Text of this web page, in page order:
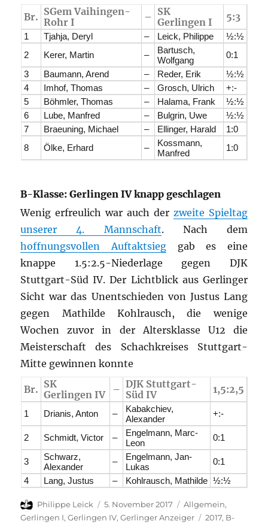
Br. SGem Vaihingen-
Rohr I
– SK
Gerlingen I
5:3
1 Tjahja, Deryl – Leick, Philippe
½:½
2
Kerer, Martin –
Bartusch,
Wolfgang
0:1
3
Baumann, Arend – Reder, Erik
½:½
4
Imhof, Thomas – Grosch, Ulrich
+:-
5
Böhmler, Thomas – Halama, Frank
½:½
6
Lube, Manfred – Bulgrin, Uwe
½:½
7
Braeuning, Michael – Ellinger, Harald
1:0
8
Ölke, Erhard –
Kossmann,
Manfred
1:0
B-Klasse: Gerlingen IV knapp geschlagen
Wenig erfreulich war auch der zweite Spieltag
unserer 4. Mannschaft. Nach dem
hoffnungsvollen Auftaktsieggab es eine
knappe 1.5:2.5-Niederlage gegen DJK
Stuttgart-Süd IV. Der Lichtblick aus Gerlinger
Sicht war das Unentschieden von Justus Lang
gegen Mathilde Kohlrausch, die wenige
Wochen zuvor in der Altersklasse U12 die
Meisterschaft des Schachkreises Stuttgart-
Mitte gewinnen konnte
Br. SK
Gerlingen IV
– DJK Stuttgart-
Süd IV
1,5:2,5
1 Drianis, Anton –
Kabakchiev,
Alexander
+:-
2 Schmidt, Victor –
Engelmann, Marc-
Leon
0:1
3
Schwarz,
Alexander
–
Engelmann, Jan-
Lukas
0:1
4
Lang, Justus – Kohlrausch, Mathilde ½:½
Autor
Philippe Leick
Veröffentlicht
am
5. November 2017 Kategorien
Allgemein,
Gerlingen I,Gerlingen IV,Gerlinger Anzeiger Schlagwörter
2017, B-